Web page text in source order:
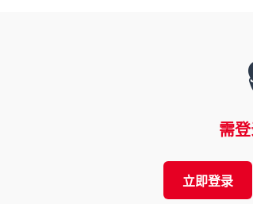
需
立即登录